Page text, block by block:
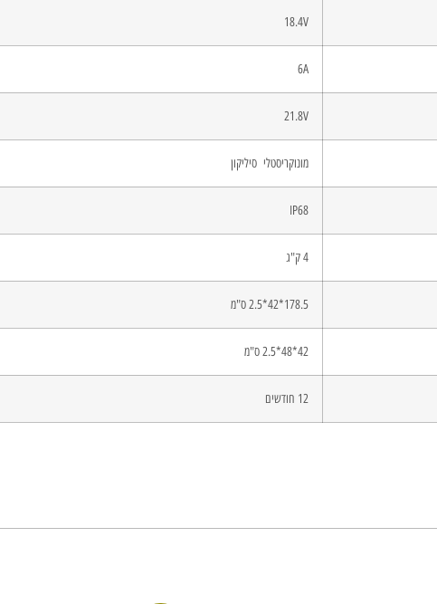
18.4V
6A
21.8V
מונוקריסטלי סיליקון
IP68
4 ק"ג
178.5*42*2.5 ס"מ
42*48*2.5 ס"מ
12 חודשים